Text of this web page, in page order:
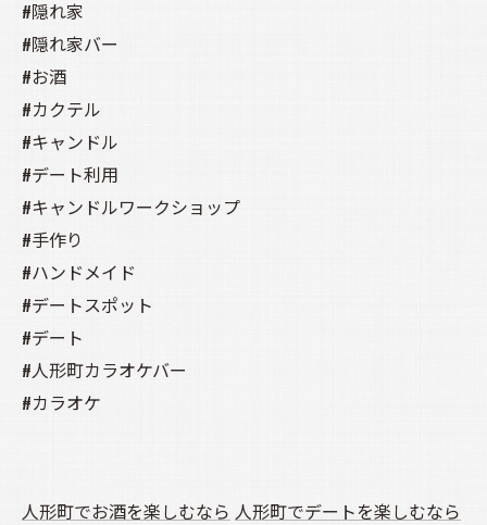
#隠れ家
#隠れ家バー
#お酒
#カクテル
#キャンドル
#デート利用
#キャンドルワークショップ
#手作り
#ハンドメイド
#デートスポット
#デート
#人形町カラオケバー
#カラオケ
人形町でお酒を楽しむなら 人形町でデートを楽しむなら